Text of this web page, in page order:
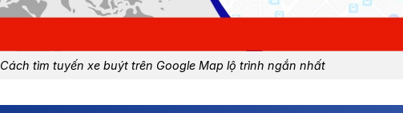
Cách tìm tuyến xe buýt trên Google Map lộ trình ngắn nhất